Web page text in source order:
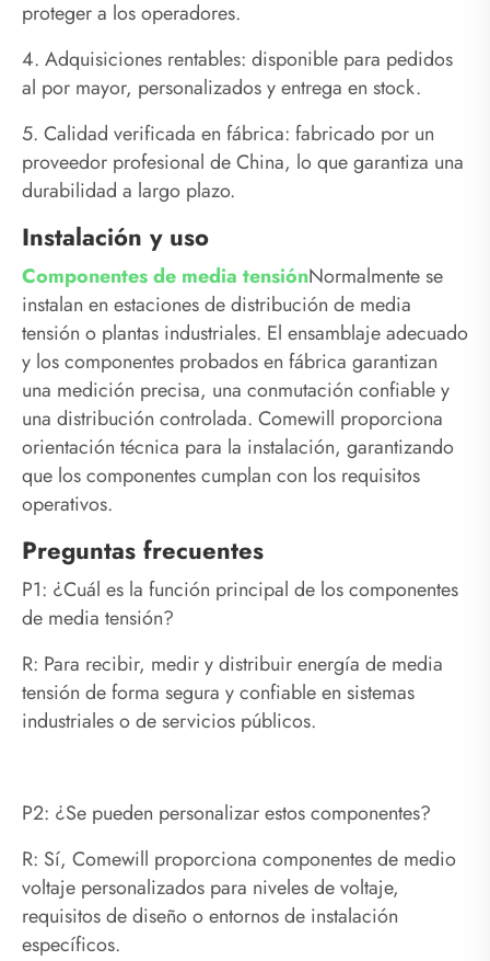
proteger a los operadores.
4. Adquisiciones rentables: disponible para pedidos
al por mayor, personalizados y entrega en stock.
5. Calidad verificada en fábrica: fabricado por un
proveedor profesional de China, lo que garantiza una
durabilidad a largo plazo.
Instalación y uso
Componentes de media tensiónNormalmente se
instalan en estaciones de distribución de media
tensión o plantas industriales. El ensamblaje adecuado
y los componentes probados en fábrica garantizan
una medición precisa, una conmutación confiable y
una distribución controlada. Comewill proporciona
orientación técnica para la instalación, garantizando
que los componentes cumplan con los requisitos
operativos.
Preguntas frecuentes
P1: ¿Cuál es la función principal de los componentes
de media tensión?
R: Para recibir, medir y distribuir energía de media
tensión de forma segura y confiable en sistemas
industriales o de servicios públicos.
P2: ¿Se pueden personalizar estos componentes?
R: Sí, Comewill proporciona componentes de medio
voltaje personalizados para niveles de voltaje,
requisitos de diseño o entornos de instalación
específicos.